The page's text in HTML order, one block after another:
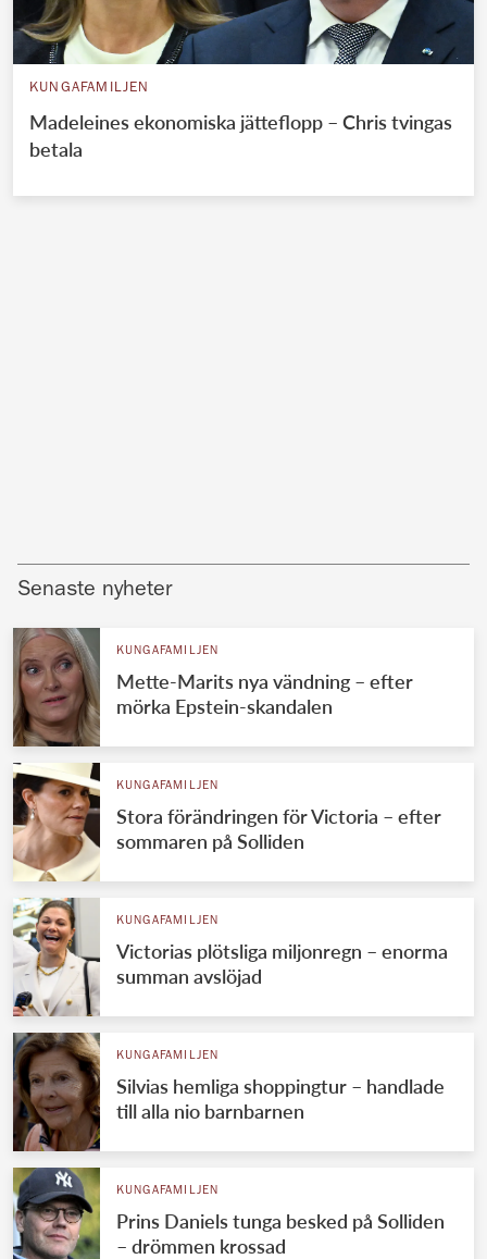
KUNGAFAMILJEN
Madeleines ekonomiska jätteflopp – Chris tvingas
betala
Senaste nyheter
KUNGAFAMILJEN
Mette-Marits nya vändning – efter
mörka Epstein-skandalen
KUNGAFAMILJEN
Stora förändringen för Victoria – efter
sommaren på Solliden
KUNGAFAMILJEN
Victorias plötsliga miljonregn – enorma
summan avslöjad
KUNGAFAMILJEN
Silvias hemliga shoppingtur – handlade
till alla nio barnbarnen
KUNGAFAMILJEN
Prins Daniels tunga besked på Solliden
– drömmen krossad